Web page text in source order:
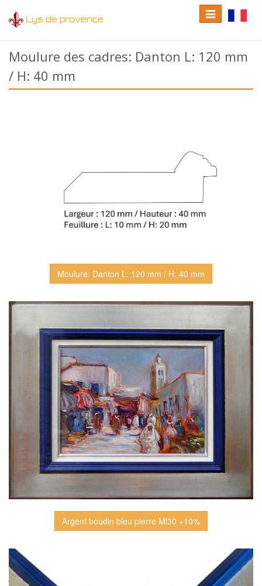
Lys de provence
language
Toggle
navigation
Moulure des cadres: Danton L: 120 mm
/ H: 40 mm
Moulure: Danton L: 120 mm / H: 40 mm
Argent boudin bleu pierre Ml30 +10%